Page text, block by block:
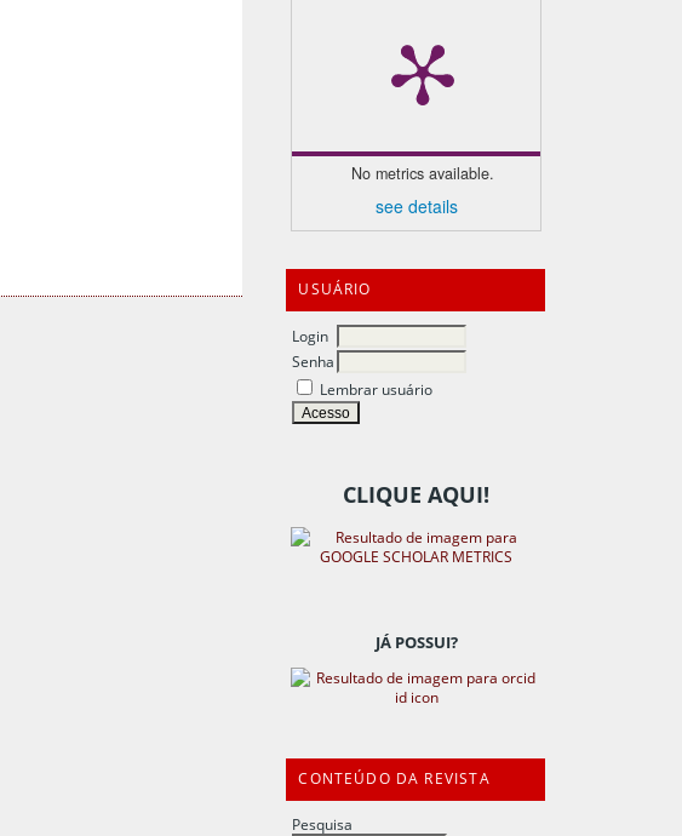
No metrics available.
see details
USUÁRIO
Login
Senha
Lembrar usuário
CLIQUE AQUI!
JÁ POSSUI?
CONTEÚDO DA REVISTA
Pesquisa